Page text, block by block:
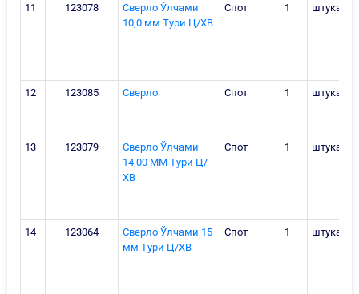
11 123078
Сверло Ўлчами
10,0 мм Тури Ц/ХВ
Спот 1 штука
12 123085 Сверло Спот 1 штука
13 123079
Сверло Ўлчами
14,00 ММ Тури Ц/
ХВ
Спот 1 штука
14 123064
Сверло Ўлчами 15
мм Тури Ц/ХВ
Спот 1 штука